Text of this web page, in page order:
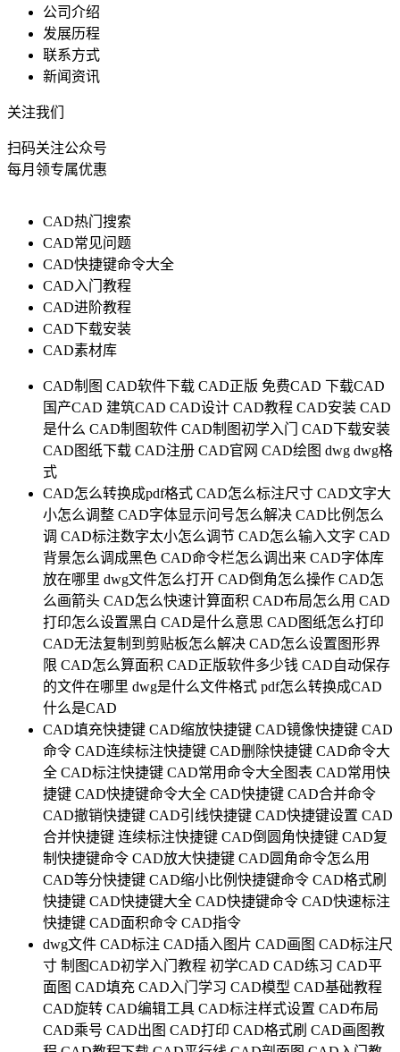
公司介绍
发展历程
联系方式
新闻资讯
关注我们
扫码关注公众号
每月领专属优惠
CAD热门搜索
CAD常见问题
CAD快捷键命令大全
CAD入门教程
CAD进阶教程
CAD下载安装
CAD素材库
CAD制图 CAD软件下载 CAD正版 免费CAD 下载CAD
国产CAD 建筑CAD CAD设计 CAD教程 CAD安装 CAD
是什么 CAD制图软件 CAD制图初学入门
CAD下载安装
CAD图纸下载 CAD注册 CAD官网 CAD绘图 dwg dwg格
式
CAD怎么转换成pdf格式 CAD怎么标注尺寸 CAD文字大
小怎么调整 CAD字体显示问号怎么解决 CAD比例怎么
调 CAD标注数字太小怎么调节 CAD怎么输入文字 CAD
背景怎么调成黑色 CAD命令栏怎么调出来 CAD字体库
放在哪里 dwg文件怎么打开 CAD倒角怎么操作 CAD怎
么画箭头 CAD怎么快速计算面积 CAD布局怎么用 CAD
打印怎么设置黑白 CAD是什么意思 CAD图纸怎么打印
CAD无法复制到剪贴板怎么解决 CAD怎么设置图形界
限 CAD怎么算面积 CAD正版软件多少钱 CAD自动保存
的文件在哪里 dwg是什么文件格式 pdf怎么转换成CAD
什么是CAD
CAD填充快捷键 CAD缩放快捷键 CAD镜像快捷键 CAD
命令 CAD连续标注快捷键 CAD删除快捷键 CAD命令大
全 CAD标注快捷键 CAD常用命令大全图表 CAD常用快
捷键 CAD快捷键命令大全 CAD快捷键 CAD合并命令
CAD撤销快捷键 CAD引线快捷键 CAD快捷键设置 CAD
合并快捷键 连续标注快捷键 CAD倒圆角快捷键 CAD复
制快捷键命令 CAD放大快捷键 CAD圆角命令怎么用
CAD等分快捷键 CAD缩小比例快捷键命令 CAD格式刷
快捷键 CAD快捷键大全 CAD快捷键命令 CAD快速标注
快捷键 CAD面积命令 CAD指令
dwg文件 CAD标注 CAD插入图片 CAD画图 CAD标注尺
寸 制图CAD初学入门教程 初学CAD CAD练习 CAD平
面图 CAD填充 CAD入门学习 CAD模型 CAD基础教程
CAD旋转 CAD编辑工具 CAD标注样式设置 CAD布局
CAD乘号 CAD出图 CAD打印 CAD格式刷 CAD画图教